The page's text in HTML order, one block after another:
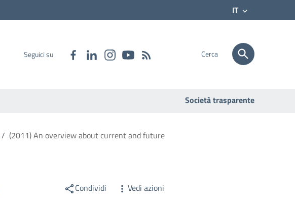
IT
Seguici su Cerca
Società trasparente
/ (2011) An overview about current and future
Condividi Vedi azioni